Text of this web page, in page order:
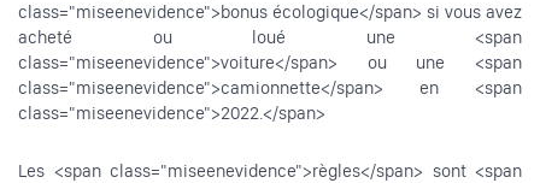
class="miseenevidence">bonus écologique</span> si vous avez
acheté ou loué une <span
class="miseenevidence">voiture</span> ou une <span
class="miseenevidence">camionnette</span> en <span
class="miseenevidence">2022.</span>
Les <span class="miseenevidence">règles</span> sont <span